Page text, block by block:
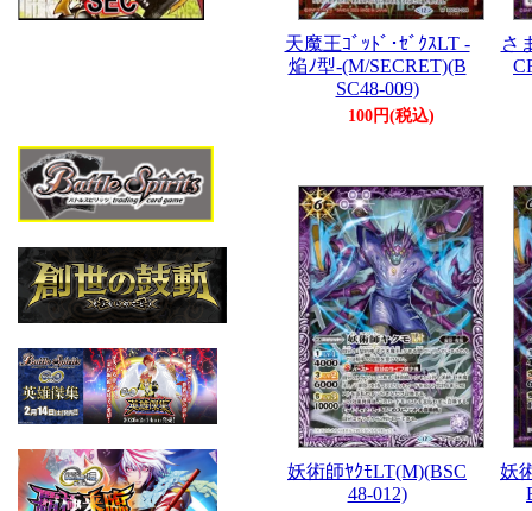
天魔王ｺﾞｯﾄﾞ･ｾﾞｸｽLT -
焔ﾉ型-(M/SECRET)(B
SC48-009)
100円(税込)
さ
妖術師ﾔｸﾓLT(M)(BSC
48-012)
妖